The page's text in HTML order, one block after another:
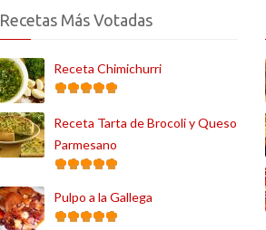
Recetas Más Votadas
Receta Chimichurri
Receta Tarta de Brocoli y Queso
Parmesano
Pulpo a la Gallega